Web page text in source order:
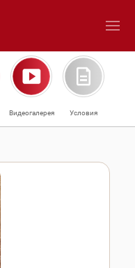
Видеогалерея Условия